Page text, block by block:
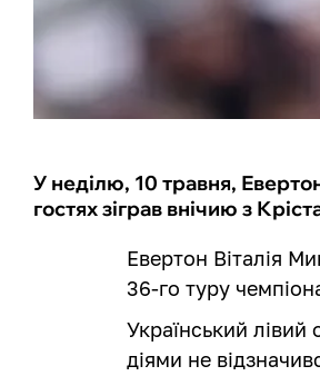
У неділю, 10 травня,
гостях зіграв внічию з
Евертон Віталія
36-го туру
Український лівий
діями не